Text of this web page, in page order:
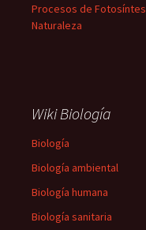
Procesos de
Naturaleza
Wiki Biología
Biología
Biología ambiental
Biología humana
Biología sanitaria